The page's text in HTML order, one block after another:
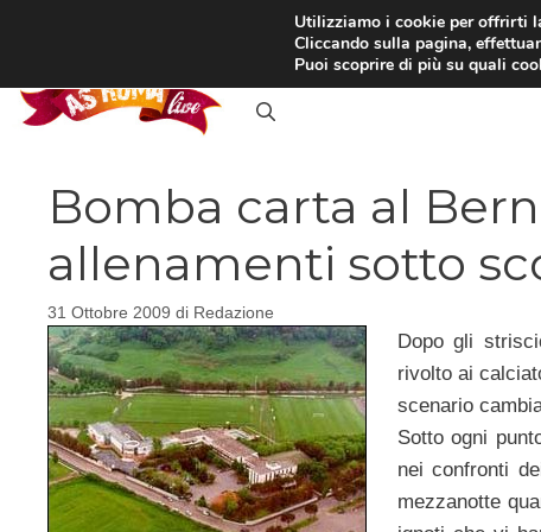
RASSEGNA STAMPA
Bomba carta al
allenamenti sotto
31 Ottobre 2009 di Redazione
Dopo gli
rivolto ai
scenario
Sotto ogni
nei confronti
mezzanotte
Utilizziamo i cookie per offrirti
Cliccando sulla pagina,
Puoi scoprire di più su quali